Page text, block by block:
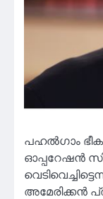
പഹൽഗാം
ഓപ്പറേഷൻ
അമേരിക്കൻ